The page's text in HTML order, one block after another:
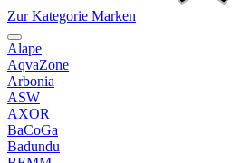
Zur Kategorie Marken
Alape
AqvaZone
Arbonia
ASW
AXOR
BaCoGa
Badundu